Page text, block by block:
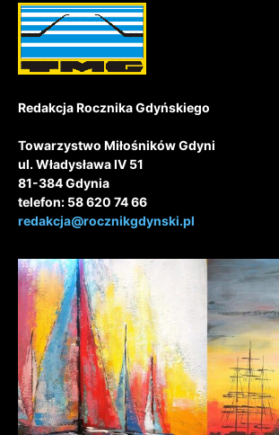
Redakcja Rocznika Gdyńskiego
Towarzystwo Miłośników Gdyni
ul. Władysława IV 51
81-384 Gdynia
telefon: 58 620 74 66
redakcja@rocznikgdynski.pl